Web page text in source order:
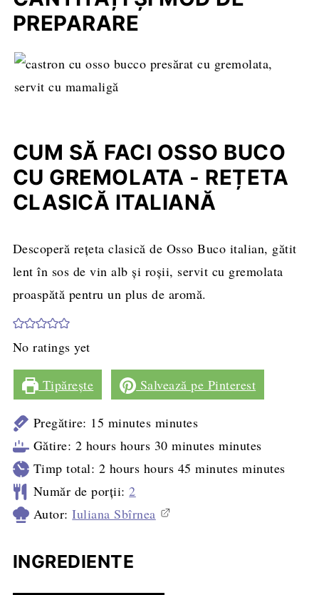
PREPARARE
CUM SĂ FACI OSSO BUCO
CU GREMOLATA - REȚETA
CLASICĂ ITALIANĂ
Descoperă rețeta clasică de Osso Buco italian, gătit
lent în sos de vin alb și roșii, servit cu gremolata
proaspătă pentru un plus de aromă.
No ratings yet
Tipărește Salvează pe Pinterest
Pregătire: 15 minutes minutes
Gătire: 2 hours hours 30 minutes minutes
Timp total: 2 hours hours 45 minutes minutes
Număr de porții:2
Autor:Iuliana Sbîrnea
INGREDIENTE